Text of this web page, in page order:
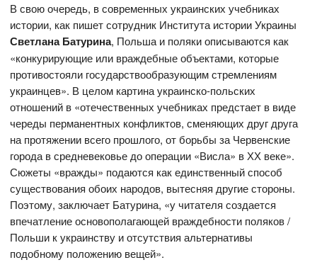
В свою очередь, в современных украинских учебниках
истории, как пишет сотрудник Института истории Украины
Светлана Батурина, Польша и поляки описываются как
«конкурирующие или враждебные объектами, которые
противостояли государствообразующим стремлениям
украинцев». В целом картина украинско-польских
отношений в «отечественных учебниках предстает в виде
череды перманентных конфликтов, сменяющих друг друга
на протяжении всего прошлого, от борьбы за Червенские
города в средневековье до операции «Висла» в ХХ веке».
Сюжеты «вражды» подаются как единственный способ
существования обоих народов, вытесняя другие стороны.
Поэтому, заключает Батурина, «у читателя создается
впечатление основополагающей враждебности поляков /
Польши к украинству и отсутствия альтернативы
подобному положению вещей».